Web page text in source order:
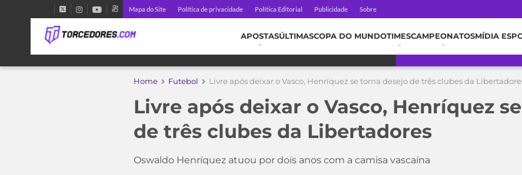
Mapa do Site Política de privacidade Política Editorial Publicidade Sobre
APOSTASÚLTIMASCOPA DO MUNDOTIMESCAMPEONATOSMÍDIA
Home Futebol Livre após deixar o Vasco, Henríquez se torna desejo de três clubes da
Livre após deixar o Vasco, Henríquez
de três clubes da Libertadores
Oswaldo Henríquez atuou por dois anos com a camisa vascaína